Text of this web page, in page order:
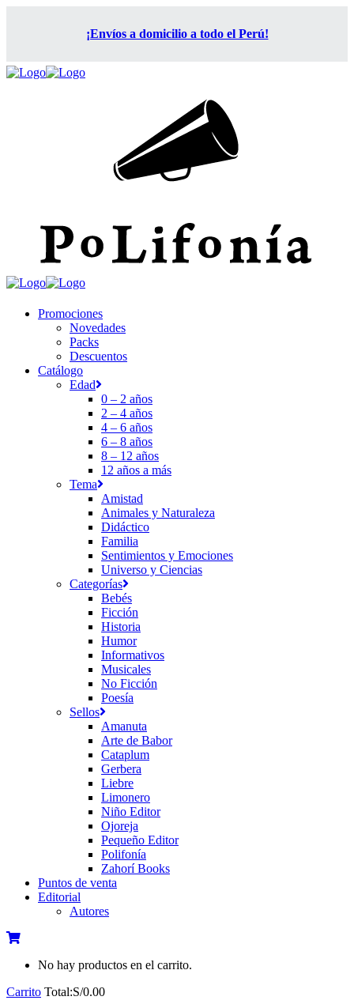
¡Envíos a domicilio a todo el Perú!
Promociones
Novedades
Packs
Descuentos
Catálogo
Edad
0 – 2 años
2 – 4 años
4 – 6 años
6 – 8 años
8 – 12 años
12 años a más
Tema
Amistad
Animales y Naturaleza
Didáctico
Familia
Sentimientos y Emociones
Universo y Ciencias
Categorías
Bebés
Ficción
Historia
Humor
Informativos
Musicales
No Ficción
Poesía
Sellos
Amanuta
Arte de Babor
Cataplum
Gerbera
Liebre
Limonero
Niño Editor
Ojoreja
Pequeño Editor
Polifonía
Zahorí Books
Puntos de venta
Editorial
Autores
No hay productos en el carrito.
Carrito Total:S/0.00